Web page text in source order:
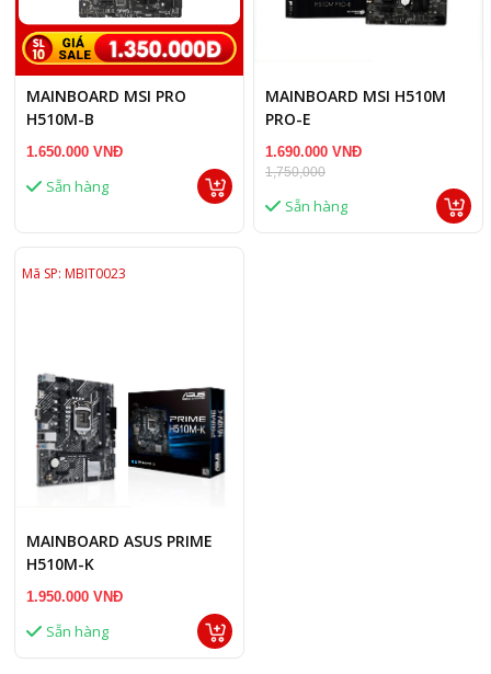
MAINBOARD MSI PRO
H510M-B
1.650.000 VNĐ
Sẵn hàng
MAINBOARD MSI H510M
PRO-E
1.690.000 VNĐ
1,750,000
Sẵn hàng
Mã SP: MBIT0023
MAINBOARD ASUS PRIME
H510M-K
1.950.000 VNĐ
Sẵn hàng